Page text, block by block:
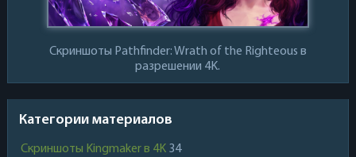
Скриншоты Pathfinder: Wrath of the Righteous в
разрешении 4K.
Категории материалов
Скриншоты Kingmaker в 4K 34